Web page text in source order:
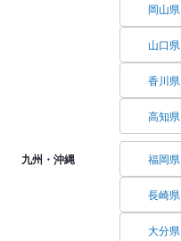
岡山県
山口県
香川県
高知県
九州・沖縄 福岡県
長崎県
大分県